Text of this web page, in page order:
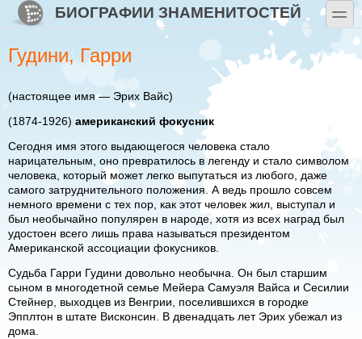
Перейти к основному содержанию
Skip to searchБИОГРАФИИ ЗНАМЕНИТОСТЕЙ toggle
Гудини, Гарри
(настоящее имя — Эрих Вайс)
(1874-1926) американский фокусник
Сегодня имя этого выдающегося человека стало
нарицательным, оно превратилось в легенду и стало символом
человека, который может легко выпутаться из любого, даже
самого затруднительного положения. А ведь прошло совсем
немного времени с тех пор, как этот человек жил, выступал и
был необычайно популярен в народе, хотя из всех наград был
удостоен всего лишь права называться президентом
Американской ассоциации фокусников.
Судьба Гарри Гудини довольно необычна. Он был старшим
сыном в многодетной семье Мейера Самуэля Вайса и Сесилии
Стейнер, выходцев из Венгрии, поселившихся в городке
Эпплтон в штате Висконсин. В двенадцать лет Эрих убежал из
дома.